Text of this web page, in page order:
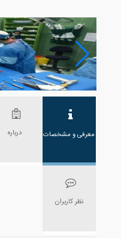
معرفی و مشخصات درباره
نظر کاربران